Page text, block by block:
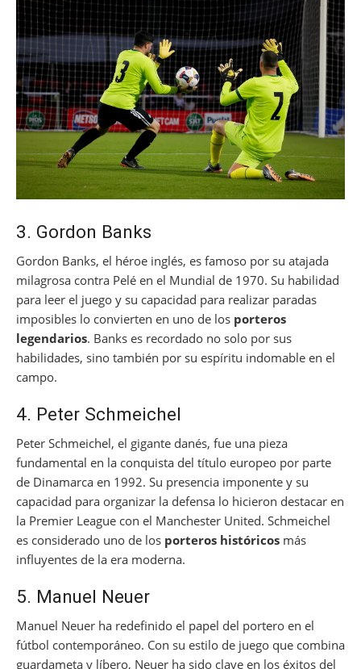
3. Gordon Banks
Gordon Banks, el héroe inglés, es famoso por su atajada
milagrosa contra Pelé en el Mundial de 1970. Su habilidad
para leer el juego y su capacidad para realizar paradas
imposibles lo convierten en uno de los porteros
legendarios. Banks es recordado no solo por sus
habilidades, sino también por su espíritu indomable en el
campo.
4. Peter Schmeichel
Peter Schmeichel, el gigante danés, fue una pieza
fundamental en la conquista del título europeo por parte
de Dinamarca en 1992. Su presencia imponente y su
capacidad para organizar la defensa lo hicieron destacar en
la Premier League con el Manchester United. Schmeichel
es considerado uno de los porteros históricos más
influyentes de la era moderna.
5. Manuel Neuer
Manuel Neuer ha redefinido el papel del portero en el
fútbol contemporáneo. Con su estilo de juego que combina
guardameta y líbero, Neuer ha sido clave en los éxitos del